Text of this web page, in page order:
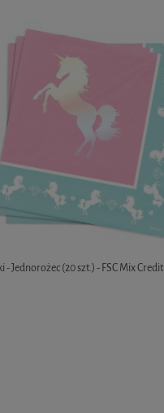
- Jednorożec (20 szt.) - FSC Mix Credit